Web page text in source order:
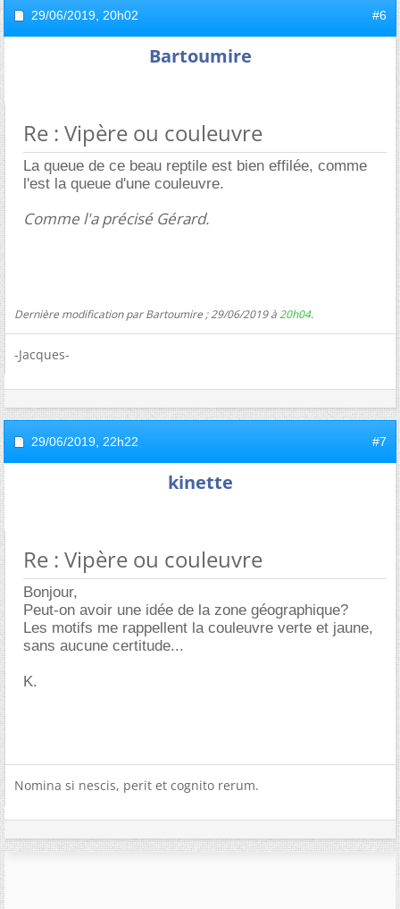
29/06/2019, 20h02 #6
Bartoumire
Re : Vipère ou couleuvre
La queue de ce beau reptile est bien effilée, comme
l'est la queue d'une couleuvre.
Comme l'a précisé Gérard.
Dernière modification par Bartoumire ; 29/06/2019 à20h04.
-Jacques-
29/06/2019, 22h22 #7
kinette
Re : Vipère ou couleuvre
Bonjour,
Peut-on avoir une idée de la zone géographique?
Les motifs me rappellent la couleuvre verte et jaune,
sans aucune certitude...
K.
Nomina si nescis, perit et cognito rerum.